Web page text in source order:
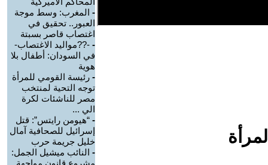
- المغرب: وسط موجة
العبور.. تحقيق في
اغتصاب قاصر بسبتة
- -??مواليد الاغتصاب-
في السودان: أطفال بلا
هوية
- رئيسة القومي للمرأة
توجه التحية لمنتخب
مصر للناشئات لكرة
الي ...
- “هيومن رايتس”: قتل
إسرائيل للصحافية آمال
خليل جريمة حرب
- النائب ميشيل الجمل:
مشروع قانون مواجهة